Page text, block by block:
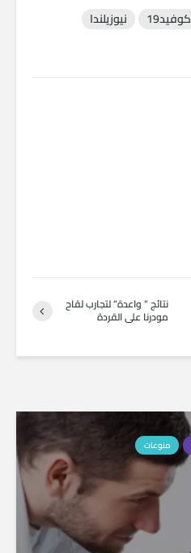
كوفيد19 نيوزيلندا
نتائج ” واعدة” لتجارب لقاح
مودرنا على القردة
منوعات